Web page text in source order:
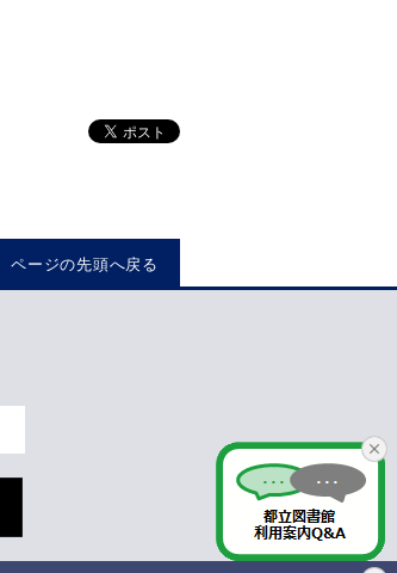
ページの先頭へ戻る